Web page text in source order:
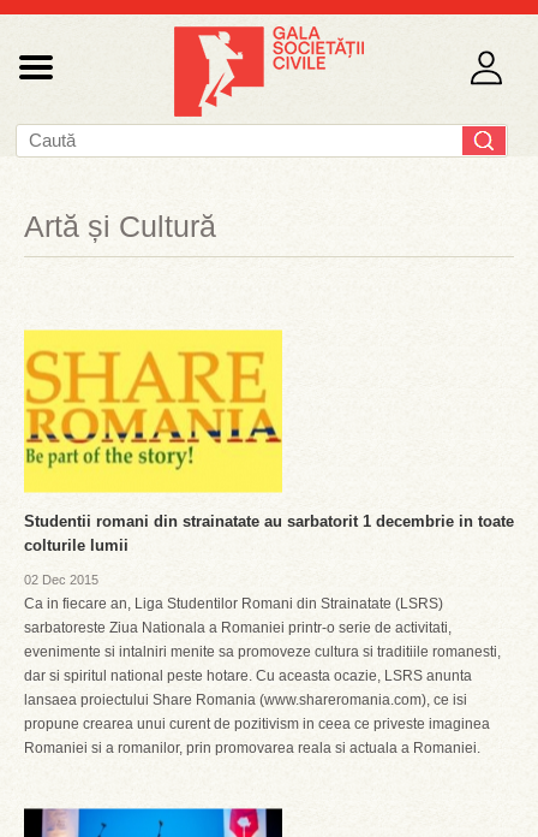
Artă și Cultură
Studentii romani din strainatate au sarbatorit 1 decembrie in toate
colturile lumii
02 Dec 2015
Ca in fiecare an, Liga Studentilor Romani din Strainatate (LSRS)
sarbatoreste Ziua Nationala a Romaniei printr-o serie de activitati,
evenimente si intalniri menite sa promoveze cultura si traditiile romanesti,
dar si spiritul national peste hotare. Cu aceasta ocazie, LSRS anunta
lansaea proiectului Share Romania (www.shareromania.com), ce isi
propune crearea unui curent de pozitivism in ceea ce priveste imaginea
Romaniei si a romanilor, prin promovarea reala si actuala a Romaniei.